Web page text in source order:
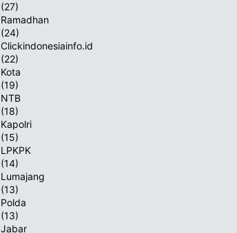
(27)
Ramadhan
(24)
Clickindonesiainfo.id
(22)
Kota
(19)
NTB
(18)
Kapolri
(15)
LPKPK
(14)
Lumajang
(13)
Polda
(13)
Jabar